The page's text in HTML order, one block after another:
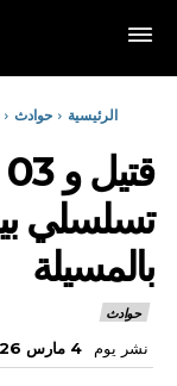
الرئيسية حوادث
بالمسيلة
حوادث
نشر يوم 4 مارس 2026